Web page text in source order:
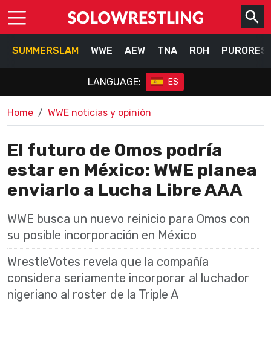
SUMMERSLAM WWE AEW TNA ROH
LANGUAGE: ES
Home WWE noticias y opinión
El futuro de Omos podría
estar en México: WWE planea
enviarlo a Lucha Libre AAA
WWE busca un nuevo reinicio para Omos con
su posible incorporación en México
WrestleVotes revela que la compañía
considera seriamente incorporar al luchador
nigeriano al roster de la Triple A